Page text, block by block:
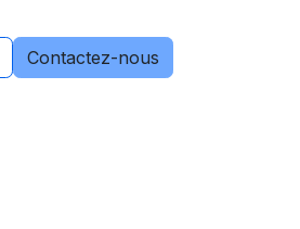
Contactez-nous